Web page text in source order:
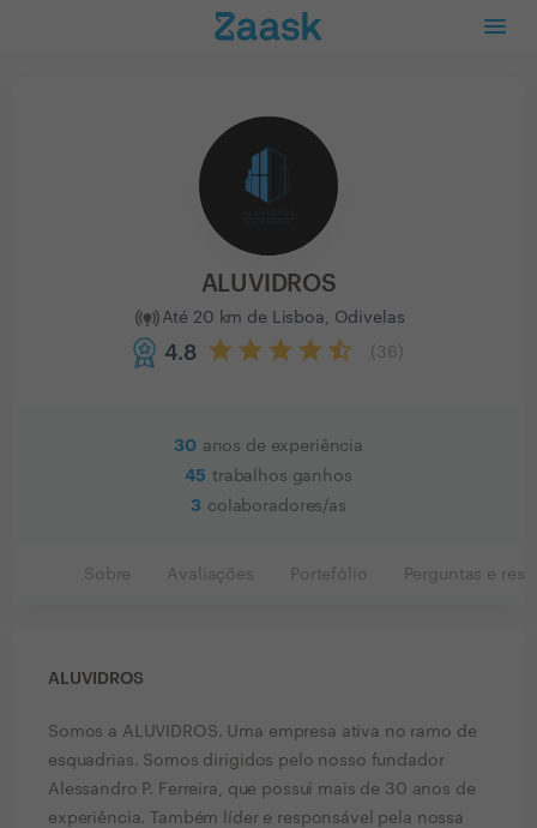
ALUVIDROS
Até 20 km de Lisboa, Odivelas
4.8 36
30 anos de experiência
45 trabalhos ganhos
3 colaboradores/as
Sobre Avaliações Portefólio Perguntas e
ALUVIDROS
Somos a ALUVIDROS. Uma empresa ativa no ramo de
esquadrias. Somos dirigidos pelo nosso fundador
Alessandro P. Ferreira, que possui mais de 30 anos de
experiência. Também líder e responsável pela nossa